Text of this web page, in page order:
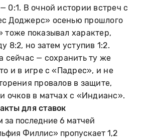
0:1. В очной истории встреч с
Доджерс» осенью прошлого
тоже показывал характер,
8:2, но затем уступив 1:2.
сейчас — сохранить ту же
и в игре с «Падрес», и не
провалов в защите,
очков в матчах с «Индианс».
для ставок
за последние 6 матчей
Филлис» пропускает 1,2